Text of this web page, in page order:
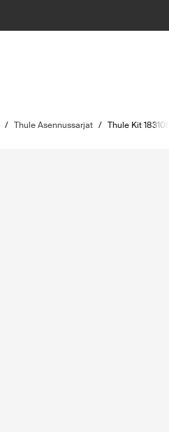
/ Thule Asennussarjat / Thule Kit